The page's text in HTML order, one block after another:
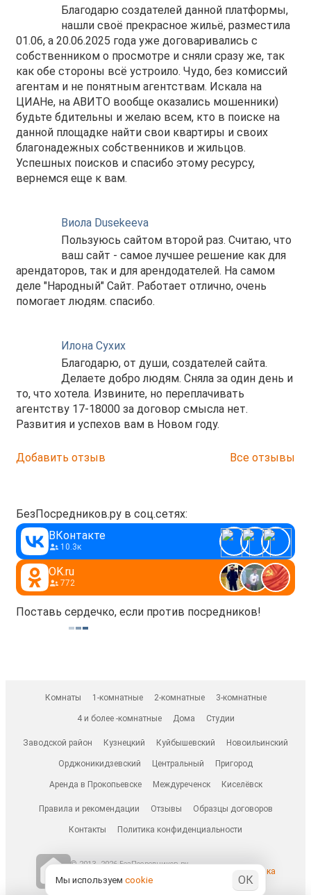
Благодарю создателей данной платформы,
нашли своё прекрасное жильё, разместила
01.06, а 20.06.2025 года уже договаривались с
собственником о просмотре и сняли сразу же, так
как обе стороны всё устроило. Чудо, без комиссий
агентам и не понятным агентствам. Искала на
ЦИАНе, на АВИТО вообще оказались мошенники)
будьте бдительны и желаю всем, кто в поиске на
данной площадке найти свои квартиры и своих
благонадежных собственников и жильцов.
Успешных поисков и спасибо этому ресурсу,
вернемся еще к вам.
Виола Dusekeeva
Пользуюсь сайтом второй раз. Считаю, что
ваш сайт - самое лучшее решение как для
арендаторов, так и для арендодателей. На самом
деле "Народный" Сайт. Работает отлично, очень
помогает людям. спасибо.
Илона Сухих
Благодарю, от души, создателей сайта.
Делаете добро людям. Сняла за один день и
то, что хотела. Извините, но переплачивать
агентству 17-18000 за договор смысла нет.
Развития и успехов вам в Новом году.
Добавить отзыв Все отзывы
БезПосредников.ру в соц.сетях:
ВКонтакте
10.3к
OK.ru
772
Поставь сердечко, если против посредников!
Комнаты 1-комнатные 2-комнатные 3-комнатные
4 и более -комнатные Дома Студии
Заводской район Кузнецкий Куйбышевский Новоильинский
Орджоникидзевский Центральный Пригород
Аренда в Прокопьевске Междуреченск Киселёвск
Правила и рекомендации Отзывы Образцы договоров
Контакты Политика конфиденциальности
© 2013–2026 БезПосредников.ру
БесПосредника.ру / besposrednika.ru
Мы используем cookie ОК